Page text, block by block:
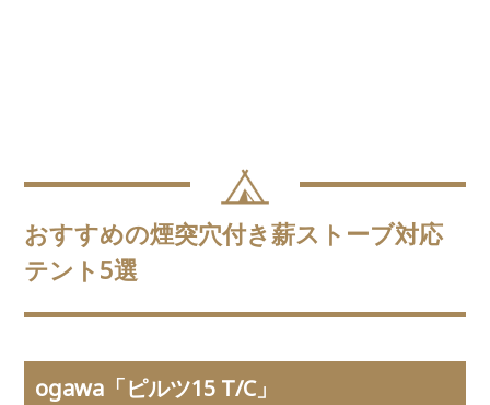
おすすめの煙突穴付き薪ストーブ対応
テント5選
ogawa「ピルツ15 T/C」